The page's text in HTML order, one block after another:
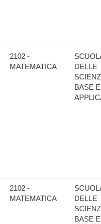
2102 -
MATEMATICA
DELLE
BASE E
2102 -
MATEMATICA
DELLE
BASE E